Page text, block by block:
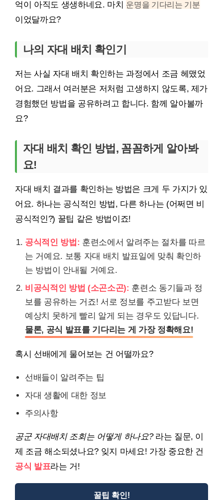
억이 아직도 생생하네요. 마치 운명을 기다리는 기분
이었달까요?
나의 자대 배치 확인기
저는 사실 자대 배치 확인하는 과정에서 조금 헤맸었
어요. 그래서 여러분은 저처럼 고생하지 않도록, 제가
경험했던 방법을 공유하려고 합니다. 함께 알아볼까
요?
자대 배치 확인 방법, 꼼꼼하게 알아봐
요!
자대 배치 결과를 확인하는 방법은 크게 두 가지가 있
어요. 하나는 공식적인 방법, 다른 하나는 (어쩌면 비
공식적인?) 꿀팁 같은 방법이죠!
공식적인 방법: 훈련소에서 알려주는 절차를 따르
는 거예요. 보통 자대 배치 발표일에 맞춰 확인하
는 방법이 안내될 거예요.
비공식적인 방법 (소곤소곤): 훈련소 동기들과 정
보를 공유하는 거죠! 서로 정보를 주고받다 보면
예상치 못하게 빨리 알게 되는 경우도 있답니다.
물론, 공식 발표를 기다리는 게 가장 정확해요!
혹시 선배에게 물어보는 건 어떨까요?
선배들이 알려주는 팁
자대 생활에 대한 정보
주의사항
공군 자대배치 조회는 어떻게 하나요?라는 질문, 이
제 조금 해소되셨나요? 잊지 마세요! 가장 중요한 건
공식 발표라는 거!
꿀팁 확인!